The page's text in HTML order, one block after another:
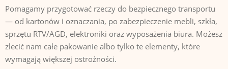
Pomagamy przygotować rzeczy do bezpiecznego transportu
— od kartonów i oznaczania, po zabezpieczenie mebli, szkła,
sprzętu RTV/AGD, elektroniki oraz wyposażenia biura. Możesz
zlecić nam całe pakowanie albo tylko te elementy, które
wymagają większej ostrożności.